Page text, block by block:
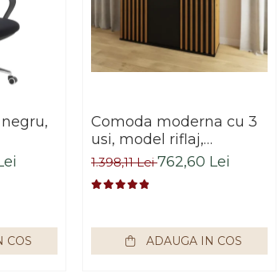
COS
Comoda moderna cu 3
usi, model riflaj,
negru/stejar artisan,
120x88x44 cm, Bortis
impex
1.398,11 Lei762,60 Lei
ADAUGA IN COS